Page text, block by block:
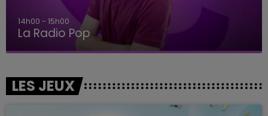
14h00 - 15h00
La Radio Pop
LES JEUX